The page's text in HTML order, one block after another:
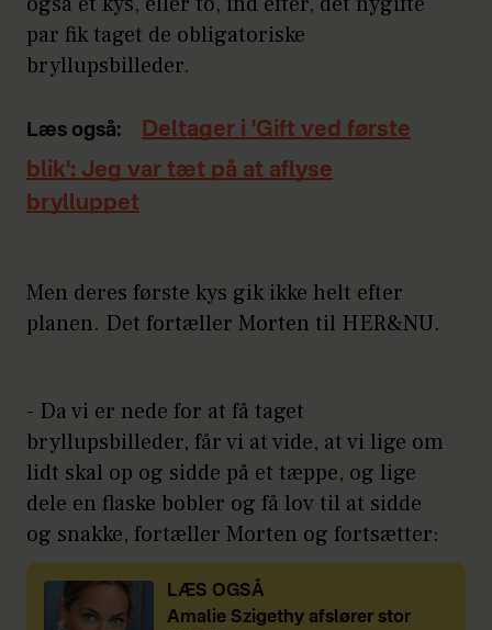
par fik taget de obligatoriske
bryllupsbilleder.
Læs også:
Deltager i 'Gift ved første
blik': Jeg var tæt på at aflyse
brylluppet
Men deres første kys gik ikke helt efter
planen. Det fortæller Morten til HER&NU.
- Da vi er nede for at få taget
bryllupsbilleder, får vi at vide, at vi lige om
lidt skal op og sidde på et tæppe, og lige
dele en flaske bobler og få lov til at sidde
og snakke, fortæller Morten og fortsætter:
LÆS OGSÅ
Amalie Szigethy afslører stor